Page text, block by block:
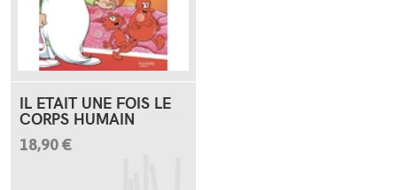
IL ETAIT UNE FOIS LE
CORPS HUMAIN
18,90 €